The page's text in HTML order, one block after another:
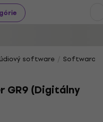
software
GR9 (Digitálny